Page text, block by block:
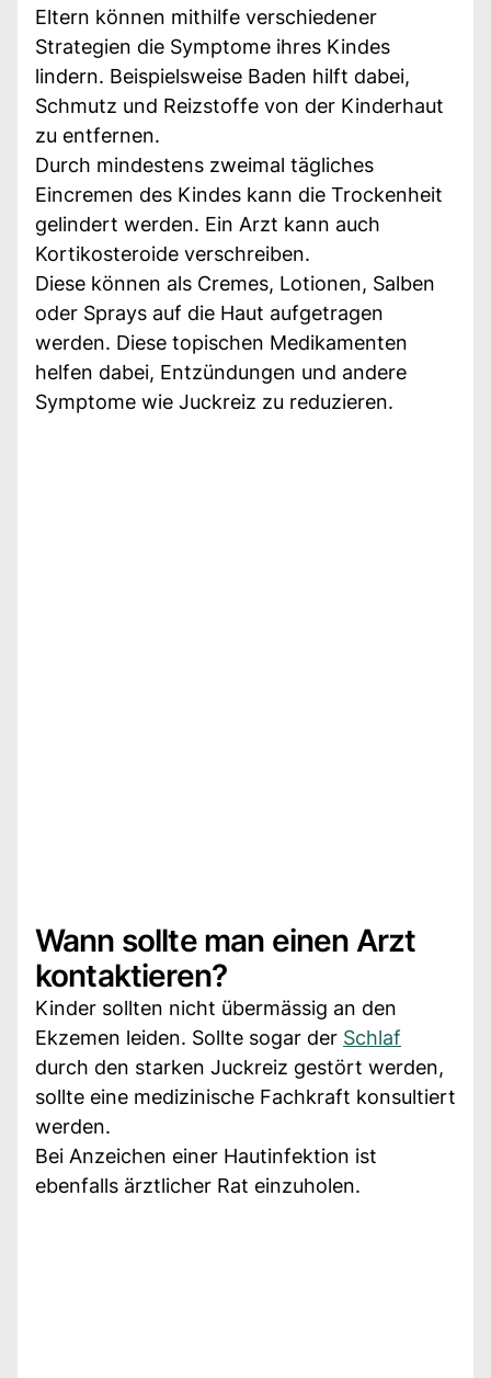
Eltern können mithilfe verschiedener
Strategien die Symptome ihres Kindes
lindern. Beispielsweise Baden hilft dabei,
Schmutz und Reizstoffe von der Kinderhaut
zu entfernen.
Durch mindestens zweimal tägliches
Eincremen des Kindes kann die Trockenheit
gelindert werden. Ein Arzt kann auch
Kortikosteroide verschreiben.
Diese können als Cremes, Lotionen, Salben
oder Sprays auf die Haut aufgetragen
werden. Diese topischen Medikamenten
helfen dabei, Entzündungen und andere
Symptome wie Juckreiz zu reduzieren.
Wann sollte man einen Arzt
kontaktieren?
Kinder sollten nicht übermässig an den
Ekzemen leiden. Sollte sogar der Schlaf
durch den starken Juckreiz gestört werden,
sollte eine medizinische Fachkraft konsultiert
werden.
Bei Anzeichen einer Hautinfektion ist
ebenfalls ärztlicher Rat einzuholen.